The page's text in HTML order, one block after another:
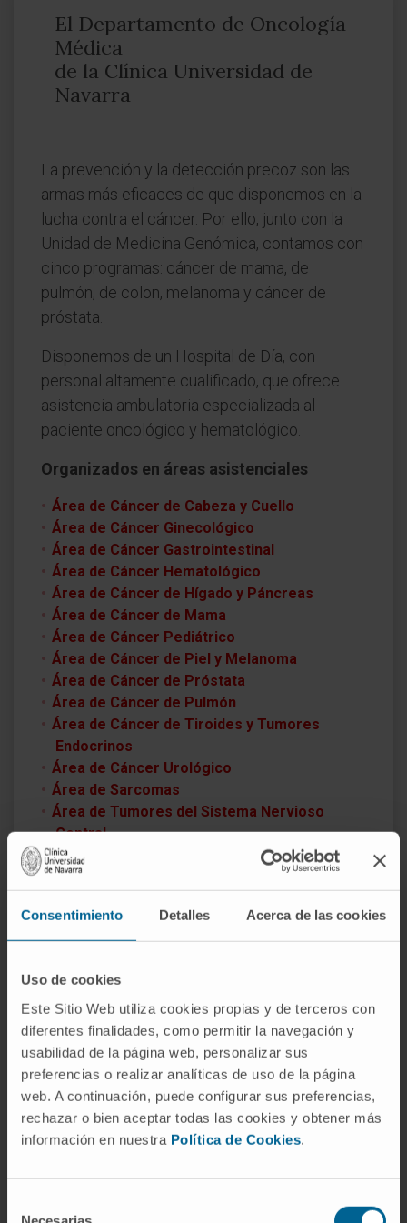
Consentimiento Detalles Acerca de las cookies
Uso de cookies
Este Sitio Web utiliza cookies propias y de terceros con
diferentes finalidades, como permitir la navegación y
usabilidad de la página web, personalizar sus
preferencias o realizar analíticas de uso de la página
web. A continuación, puede configurar sus preferencias,
rechazar o bien aceptar todas las cookies y obtener más
información en nuestra Política de Cookies.
El Departamento de Oncología
Médica
de la Clínica Universidad de
Navarra
La prevención y la detección precoz son las
armas más eficaces de que disponemos en la
lucha contra el cáncer. Por ello, junto con la
Unidad de Medicina Genómica, contamos con
cinco programas: cáncer de mama, de
pulmón, de colon, melanoma y cáncer de
próstata.
Disponemos de un Hospital de Día, con
personal altamente cualificado, que ofrece
asistencia ambulatoria especializada al
paciente oncológico y hematológico.
Organizados en áreas asistenciales
Área de Cáncer de Cabeza y Cuello
Área de Cáncer Ginecológico
Área de Cáncer Gastrointestinal
Área de Cáncer Hematológico
Área de Cáncer de Hígado y Páncreas
Área de Cáncer de Mama
Área de Cáncer Pediátrico
Área de Cáncer de Piel y Melanoma
Área de Cáncer de Próstata
Área de Cáncer de Pulmón
Área de Cáncer de Tiroides y Tumores
Endocrinos
Área de Cáncer Urológico
Área de Sarcomas
Área de Tumores del Sistema Nervioso
Central
¿Por qué en la Clínica?
Expertos de referencia internacional en el